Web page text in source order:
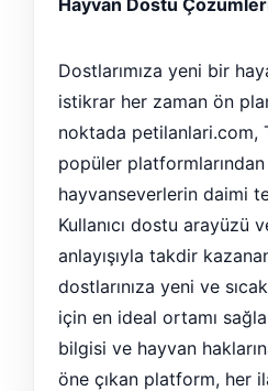
Hayvan Dostu
Dostlarımıza yeni bir
istikrar her zaman ön
noktada petilanlari.com,
popüler
hayvanseverlerin daimi
Kullanıcı dostu arayüzü
anlayışıyla takdir
dostlarınıza yeni ve
için en ideal ortamı
bilgisi ve hayvan
öne çıkan platform, her